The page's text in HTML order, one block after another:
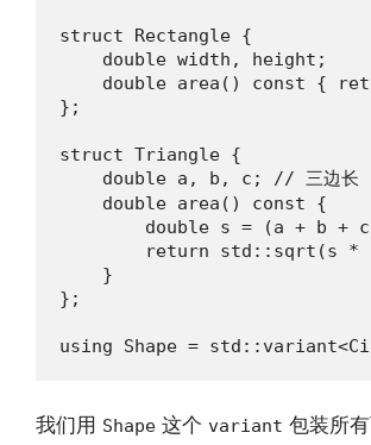
struct Rectangle {
    double width, height;
double area() const {
};
struct Triangle {
    double a, b, c; // 三边长
    double area() const {
double s = (a + b +
return std::sqrt(s *
    }
};
using Shape =
我们用 Shape 这个 variant 包装所有